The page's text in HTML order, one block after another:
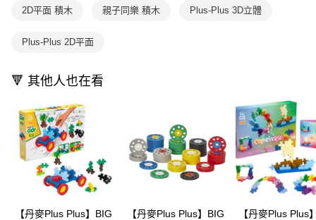
１．透過由恩沛科技股份有限公司提供之「AFTEE先享後付」服務完成之交
２．關於個人資料處理事宜，請瀏覽以下網址：
３．未成年的使用者請事先徵得法定代理人或監護人之同意方可使用
「AFTEE先享後付」，若未經同意申辦者引起之損失，本公司不負相關責
４．使用「AFTEE先享後付」時，將依據個別帳號之用戶狀況，依本公司即
時審查核予不同之上限額度；若仍有額度不足之情形，本公司將視審查結果
請求用戶進行身份認證。
５．嚴禁一人註冊多個帳號或使用他人資訊註冊。若發現惡意使用之情形，
恩沛科技股份有限公司將有權停止該用戶之使用額度並採取法律行動。
2D平面 積木 親子同樂 積木 Plus-Plus 3D立體
Plus-Plus 2D平面
🔻 其他人也在看
【丹麥Plus Plus】BIG
【丹麥Plus Plus】BIG
【丹麥Plus Plus